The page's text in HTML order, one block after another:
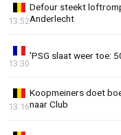
Defour steekt
Anderlecht
13:52
'PSG slaat weer toe:
13:30
Koopmeiners doet
naar Club
13:16